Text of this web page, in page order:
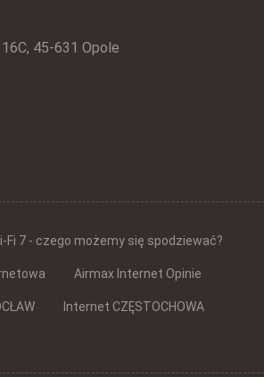
45-631 Opole
Fi 7 - czego możemy się spodziewać?
Airmax Internet Opinie
Internet CZĘSTOCHOWA